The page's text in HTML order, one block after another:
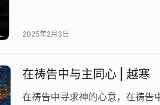
2025年2月3日
在祷告中与主同心 | 越寒
在祷告中寻求神的心意，在祷告